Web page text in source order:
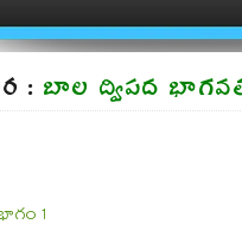
: బాల ద్విపద
1